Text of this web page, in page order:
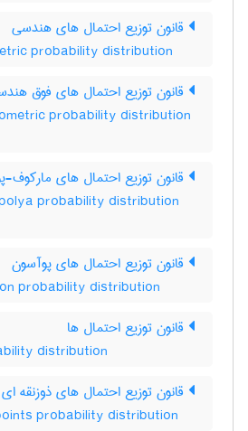
قانون توزیع احتمال های هندسی
probability distribution
قانون توزیع احتمال های فوق
probability distribution
قانون توزیع احتمال های مارکوف-
probability distribution
قانون توزیع احتمال های پوآسون
probability distribution
قانون توزیع احتمال ها
distribution
قانون توزیع احتمال های ذوزنقه ای
probability distribution